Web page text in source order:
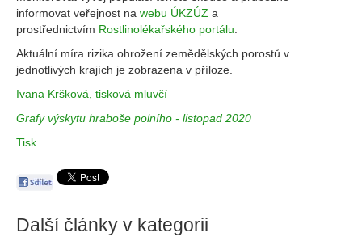
informovat veřejnost na webu ÚKZÚZ a
prostřednictvím Rostlinolékařského portálu
Aktuální míra rizika ohrožení zemědělských porostů v
jednotlivých krajích je zobrazena v příloze.
Ivana Kršková, tisková mluvčí
Grafy výskytu hraboše polního - listopad 2020
Tisk
Další články v kategorii